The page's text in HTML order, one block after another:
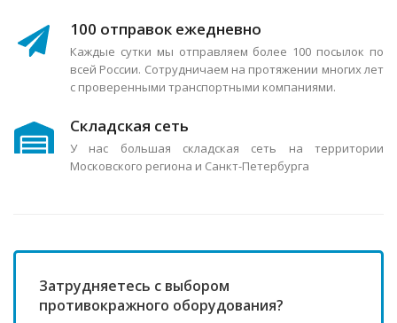
100 отправок ежедневно
Каждые сутки мы отправляем более 100 посылок по
всей России. Сотрудничаем на протяжении многих лет
с проверенными транспортными компаниями.
Складская сеть
У нас большая складская сеть на территории
Московского региона и Санкт-Петербурга
Затрудняетесь с выбором
противокражного оборудования?